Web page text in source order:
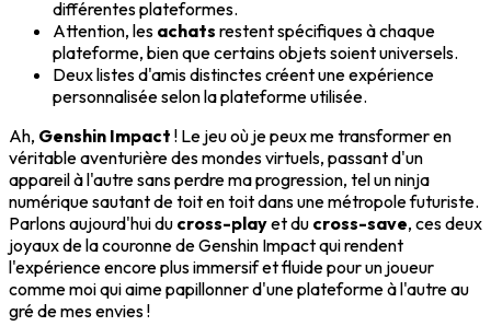
différentes plateformes.
Attention, les achats restent spécifiques à chaque
plateforme, bien que certains objets soient universels.
Deux listes d'amis distinctes créent une expérience
personnalisée selon la plateforme utilisée.
Ah, Genshin Impact ! Le jeu où je peux me transformer en
véritable aventurière des mondes virtuels, passant d'un
appareil à l'autre sans perdre ma progression, tel un ninja
numérique sautant de toit en toit dans une métropole futuriste.
Parlons aujourd'hui du cross-playet du cross-save, ces deux
joyaux de la couronne de Genshin Impact qui rendent
l'expérience encore plus immersif et fluide pour un joueur
comme moi qui aime papillonner d'une plateforme à l'autre au
gré de mes envies !